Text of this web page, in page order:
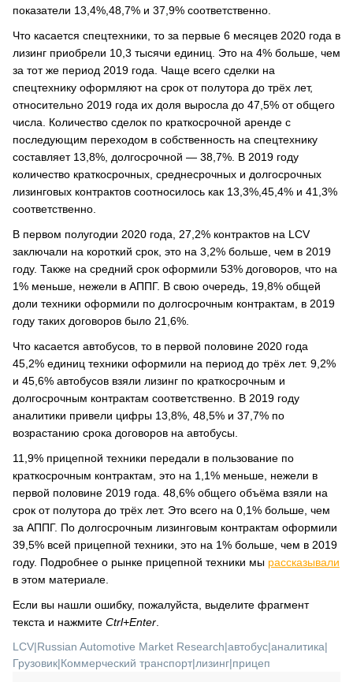
показатели 13,4%,48,7% и 37,9% соответственно.
Что касается спецтехники, то за первые 6 месяцев 2020 года в
лизинг приобрели 10,3 тысячи единиц. Это на 4% больше, чем
за тот же период 2019 года. Чаще всего сделки на
спецтехнику оформляют на срок от полутора до трёх лет,
относительно 2019 года их доля выросла до 47,5% от общего
числа. Количество сделок по краткосрочной аренде с
последующим переходом в собственность на спецтехнику
составляет 13,8%, долгосрочной — 38,7%. В 2019 году
количество краткосрочных, среднесрочных и долгосрочных
лизинговых контрактов соотносилось как 13,3%,45,4% и 41,3%
соответственно.
В первом полугодии 2020 года, 27,2% контрактов на LCV
заключали на короткий срок, это на 3,2% больше, чем в 2019
году. Также на средний срок оформили 53% договоров, что на
1% меньше, нежели в АППГ. В свою очередь, 19,8% общей
доли техники оформили по долгосрочным контрактам, в 2019
году таких договоров было 21,6%.
Что касается автобусов, то в первой половине 2020 года
45,2% единиц техники оформили на период до трёх лет. 9,2%
и 45,6% автобусов взяли лизинг по краткосрочным и
долгосрочным контрактам соответственно. В 2019 году
аналитики привели цифры 13,8%, 48,5% и 37,7% по
возрастанию срока договоров на автобусы.
11,9% прицепной техники передали в пользование по
краткосрочным контрактам, это на 1,1% меньше, нежели в
первой половине 2019 года. 48,6% общего объёма взяли на
срок от полутора до трёх лет. Это всего на 0,1% больше, чем
за АППГ. По долгосрочным лизинговым контрактам оформили
39,5% всей прицепной техники, это на 1% больше, чем в 2019
году. Подробнее о рынке прицепной техники мы рассказывали
в этом материале.
Если вы нашли ошибку, пожалуйста, выделите фрагмент
текста и нажмите Ctrl+Enter
LCV|Russian Automotive Market Research|автобус|аналитика|
Грузовик|Коммерческий транспорт|лизинг|прицеп